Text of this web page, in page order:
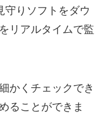
守りソフトをダウ
リアルタイムで監
かくチェックでき
ることができま